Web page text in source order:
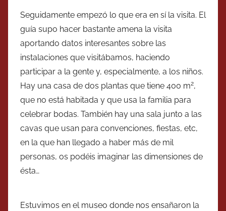
Seguidamente empezó lo que era en sí la visita. El
guía supo hacer bastante amena la visita
aportando datos interesantes sobre las
instalaciones que visitábamos, haciendo
participar a la gente y, especialmente, a los niños.
Hay una casa de dos plantas que tiene 400 m2,
que no está habitada y que usa la familia para
celebrar bodas. También hay una sala junto a las
cavas que usan para convenciones, fiestas, etc,
en la que han llegado a haber más de mil
personas, os podéis imaginar las dimensiones de
ésta…
Estuvimos en el museo donde nos ensañaron la